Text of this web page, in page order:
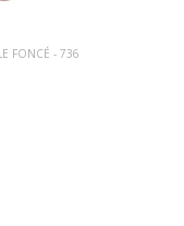
FONCÉ - 736